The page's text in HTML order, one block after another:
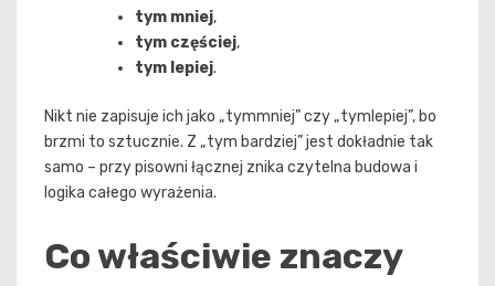
tym mniej,
tym częściej,
tym lepiej.
Nikt nie zapisuje ich jako „tymmniej” czy „tymlepiej”, bo
brzmi to sztucznie. Z „tym bardziej” jest dokładnie tak
samo – przy pisowni łącznej znika czytelna budowa i
logika całego wyrażenia.
Co właściwie znaczy